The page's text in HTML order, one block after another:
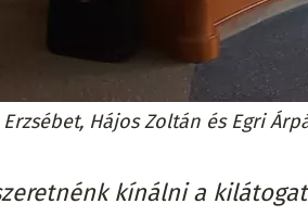
Hájos Zoltán és Egri
kínálni a